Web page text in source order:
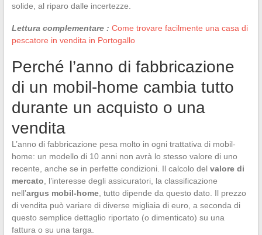
solide, al riparo dalle incertezze.
Lettura complementare : Come trovare facilmente una casa di
pescatore in vendita in Portogallo
Perché l’anno di fabbricazione
di un mobil-home cambia tutto
durante un acquisto o una
vendita
L’anno di fabbricazione pesa molto in ogni trattativa di mobil-
home: un modello di 10 anni non avrà lo stesso valore di uno
recente, anche se in perfette condizioni. Il calcolo del valore di
mercato , l’interesse degli assicuratori, la classificazione
nell’argus mobil-home, tutto dipende da questo dato. Il prezzo
di vendita può variare di diverse migliaia di euro, a seconda di
questo semplice dettaglio riportato (o dimenticato) su una
fattura o su una targa.